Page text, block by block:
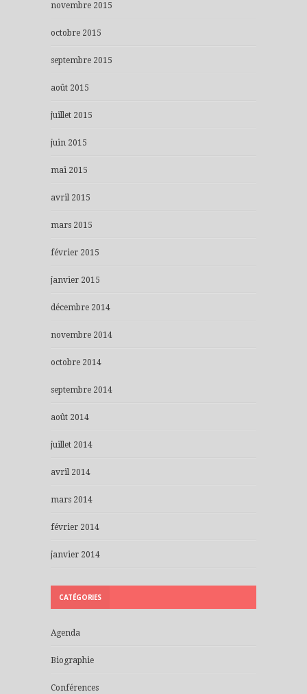
novembre 2015
octobre 2015
septembre 2015
août 2015
juillet 2015
juin 2015
mai 2015
avril 2015
mars 2015
février 2015
janvier 2015
décembre 2014
novembre 2014
octobre 2014
septembre 2014
août 2014
juillet 2014
avril 2014
mars 2014
février 2014
janvier 2014
CATÉGORIES
Agenda
Biographie
Conférences